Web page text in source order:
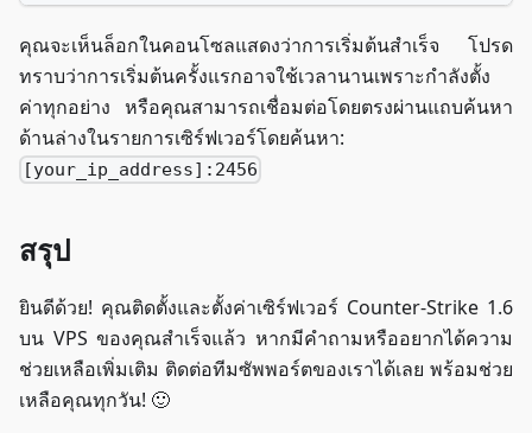
คุณจะเห็นล็อกในคอนโซลแสดงว่าการเริ่มต้นสำเร็จ โปรด
ทราบว่าการเริ่มต้นครั้งแรกอาจใช้เวลานานเพราะกำลังตั้ง
ค่าทุกอย่าง หรือคุณสามารถเชื่อมต่อโดยตรงผ่านแถบค้นหา
ด้านล่างในรายการเซิร์ฟเวอร์โดยค้นหา:
[your_ip_address]:2456
สรุป
ยินดีด้วย! คุณติดตั้งและตั้งค่าเซิร์ฟเวอร์ Counter-Strike 1.6
บน VPS ของคุณสำเร็จแล้ว หากมีคำถามหรืออยากได้ความ
ช่วยเหลือเพิ่มเติม ติดต่อทีมซัพพอร์ตของเราได้เลย พร้อมช่วย
เหลือคุณทุกวัน! 🙂